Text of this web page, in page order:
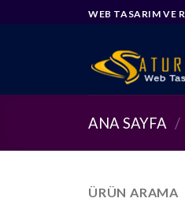
WEB TASARIM VE
ANA SAYFA /
ÜRÜN ARAMA